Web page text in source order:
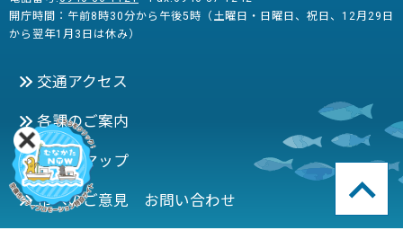
開庁時間：午前8時30分から午後5時（土曜日・日曜日、祝日、12月29日
から翌年1月3日は休み）
交通アクセス
各課のご案内
フロアマップ
市へのご意見 お問い合わせ